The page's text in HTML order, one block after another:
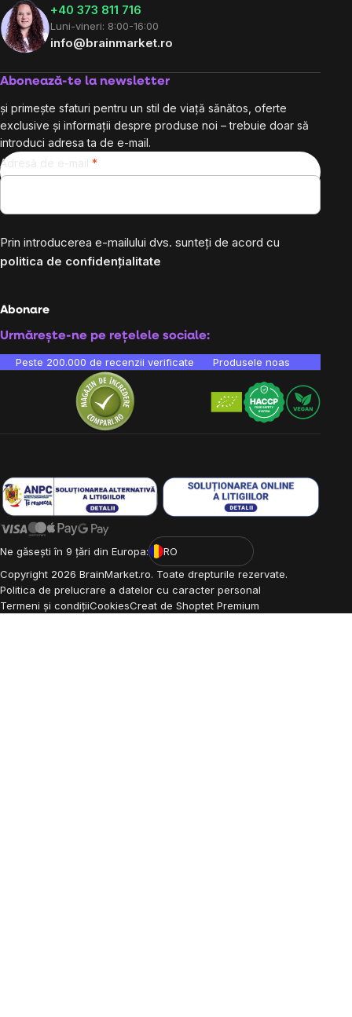
+40 373 811 716
Luni-vineri: 8:00-16:00
info@brainmarket.ro
Abonează-te la newsletter
și primește sfaturi pentru un stil de viață sănătos, oferte
exclusive și informații despre produse noi – trebuie doar să
introduci adresa ta de e-mail.
Adresă de e-mail
Prin introducerea e-mailului dvs. sunteți de acord cu
politica de confidențialitate
Abonare
Urmărește-ne pe rețelele sociale:
Peste 200.000 de recenzii verificate Produsele noastre sunt
Ne găsești în 9 țări din Europa:
RO
Copyright 2026 BrainMarket.ro. Toate drepturile rezervate.
Politica de prelucrare a datelor cu caracter personal
Termeni și condițiiCookiesCreat de Shoptet Premium